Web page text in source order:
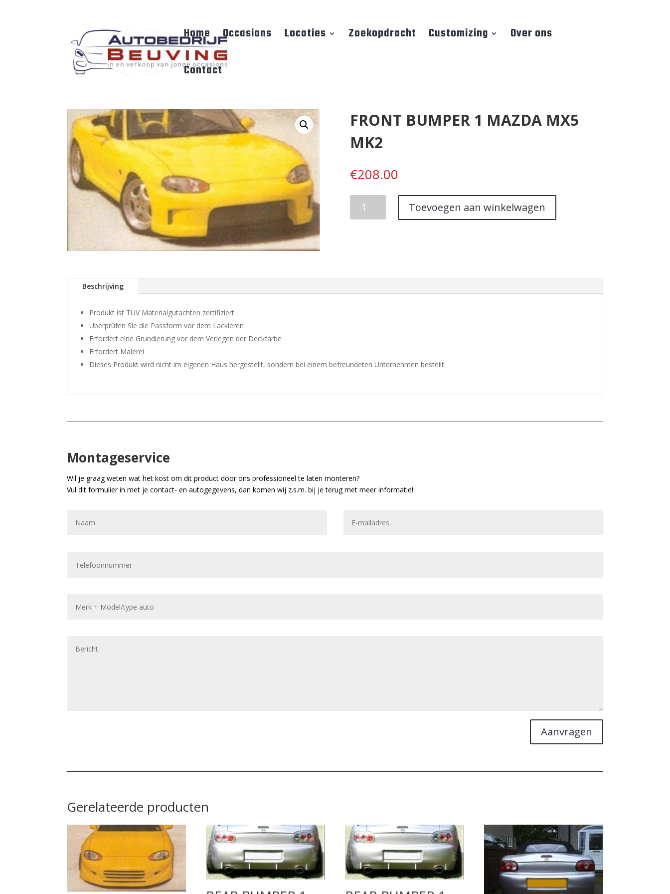
Home Occasions Locaties Zoekopdracht Customizing Over ons
Contact
FRONT BUMPER 1 MAZDA MX5
MK2
€208.00
BUMPER
Toevoegen aan winkelwagen
Beschrijving
Produkt ist TÜV Materialgutachten zertifiziert
Überprüfen Sie die Passform vor dem Lackieren
Erfordert eine Grundierung vor dem Verlegen der Deckfarbe
Erfordert Malerei
Dieses Produkt wird nicht im eigenen Haus hergestellt, sondern bei einem befreundeten Unternehmen bestellt.
Montageservice
Wil je graag weten wat het kost om dit product door ons professioneel te laten monteren?
Vul dit formulier in met je contact- en autogegevens, dan komen wij z.s.m. bij je terug met meer informatie!
Aanvragen
Gerelateerde producten